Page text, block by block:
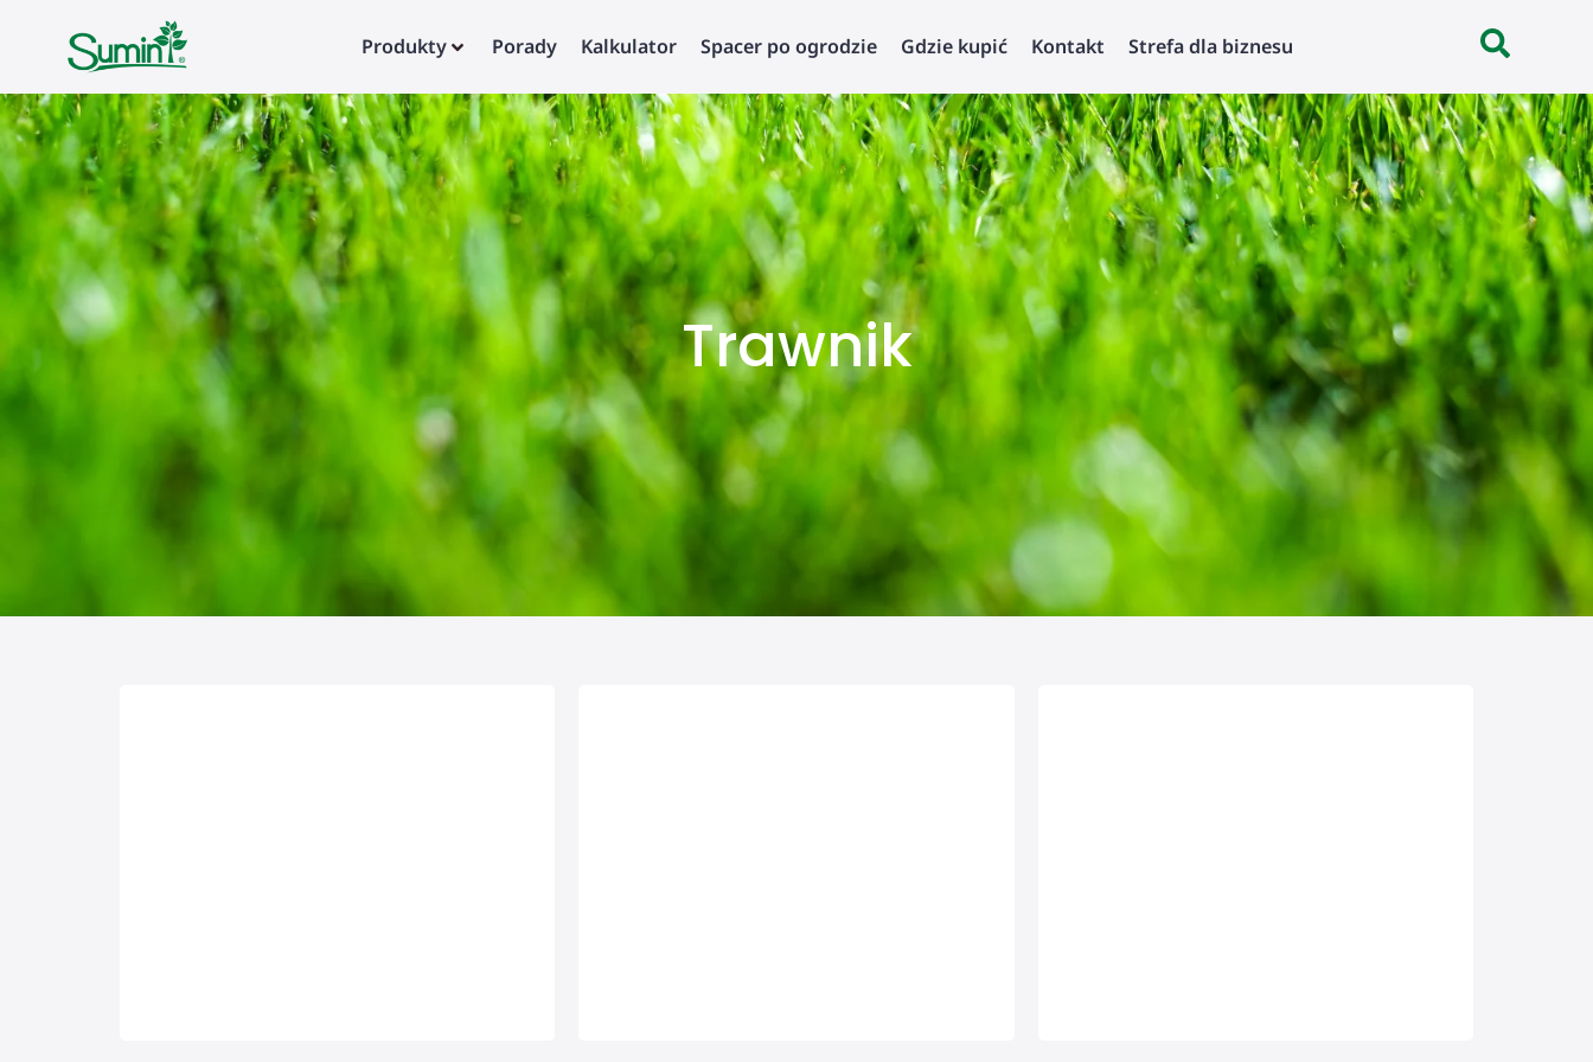
Produkty Porady Kalkulator Spacer po ogrodzie Gdzie kupić Kontakt Strefa dla biznesu
Trawnik